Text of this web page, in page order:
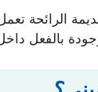
الرائحة
بالفعل